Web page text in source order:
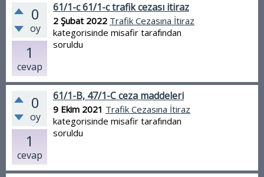
0
oy
1
cevap
61/1-c 61/1-c trafik cezası itiraz
2 Şubat 2022 Trafik Cezasına İtiraz
kategorisinde misafir tarafından
soruldu
0
oy
1
cevap
61/1-B, 47/1-C ceza maddeleri
9 Ekim 2021 Trafik Cezasına İtiraz
kategorisinde misafir tarafından
soruldu